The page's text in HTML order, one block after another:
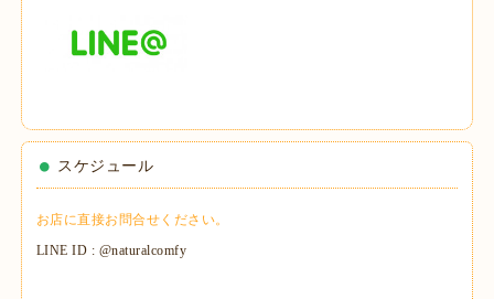
スケジュール
お店に直接お問合せください。
LINE ID : @naturalcomfy